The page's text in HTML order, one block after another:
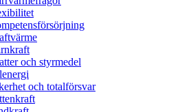
och styrmedel
och totalförsvar